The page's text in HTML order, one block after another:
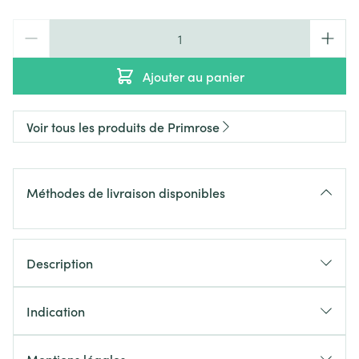
Ajouter au panier
Voir tous les produits de Primrose
Méthodes de livraison disponibles
Description
Indication